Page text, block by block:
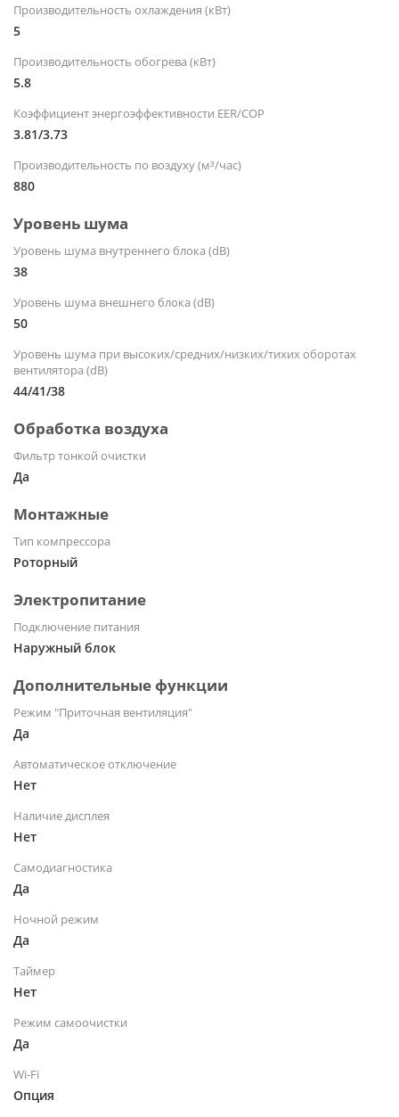
Производительность охлаждения (кВт)
5
Производительность обогрева (кВт)
5.8
Коэффициент энергоэффективности EER/COP
3.81/3.73
Производительность по воздуху (м³/час)
880
Уровень шума
Уровень шума внутреннего блока (dB)
38
Уровень шума внешнего блока (dB)
50
Уровень шума при высоких/средних/низких/тихих оборотах
вентилятора (dB)
44/41/38
Обработка воздуха
Фильтр тонкой очистки
Да
Монтажные
Тип компрессора
Роторный
Электропитание
Подключение питания
Наружный блок
Дополнительные функции
Режим "Приточная вентиляция"
Да
Автоматическое отключение
Нет
Наличие дисплея
Нет
Самодиагностика
Да
Ночной режим
Да
Таймер
Нет
Режим самоочистки
Да
Wi-Fi
Опция